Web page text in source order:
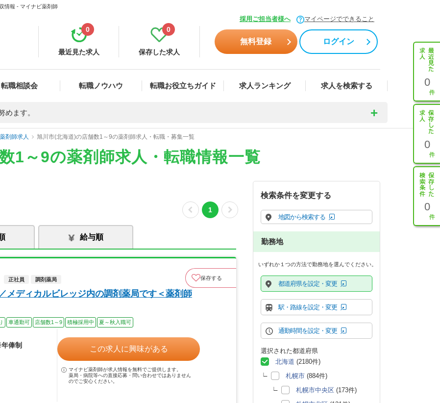
情報 - マイナビ薬剤師
採用ご担当者様へ マイページでできること
最近見た求人
0
保存した求人
0
無料登録 ログイン
転職相談会 転職ノウハウ 転職お役立ちガイド 求人ランキング 求人を検索する 0
0
0
めます。
剤師求人 旭川市(北海道)の店舗数1～9の薬剤師求人・転職・募集一覧
1～9の薬剤師求人・転職情報一覧
1
給与順
正社員 調剤薬局 保存する
メディカルビレッジ内の調剤薬局です＜薬剤師
車通勤可 店舗数1～9 積極採用中 夏～秋入職可
俸制 この求人に興味がある
マイナビ薬剤師が求人情報を無料でご提供します。
薬局・病院等への直接応募・問い合わせではありません
のでご安心ください。
検索条件を変更する
地図から検索する
勤務地
いずれか１つの方法で勤務地を選んでください。
都道府県を設定・変更
駅・路線を設定・変更
通勤時間を設定・変更
選択された都道府県
北海道 (2180件)
札幌市 (884件)
札幌市中央区 (173件)